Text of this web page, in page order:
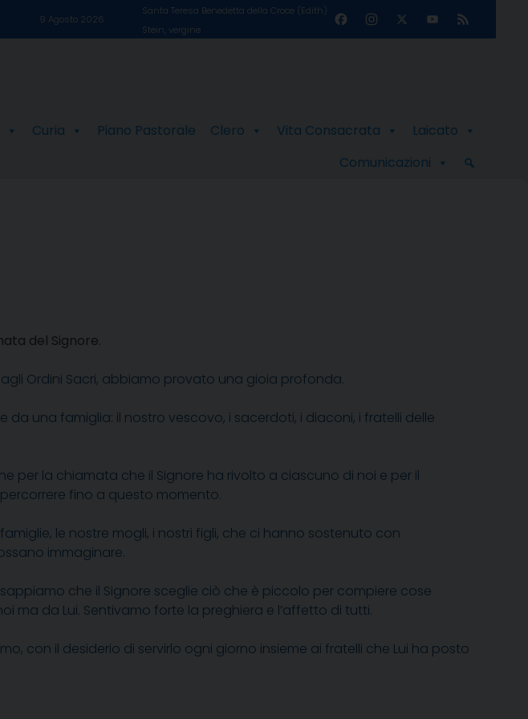
9 Agosto 2026
Santa Teresa Benedetta della Croce (Edith)
Stein, vergine
FacebookInstagram
X
YouTube
Channel
Feed
Curia Piano Pastorale Clero Vita Consacrata
Laicato
Comunicazioni
del Signore.
Ordini Sacri, abbiamo provato una gioia profonda.
da una famiglia: il nostro vescovo, i sacerdoti, i diaconi, i fratelli delle
per la chiamata che il Signore ha rivolto a ciascuno di noi e per il
fino a questo momento.
le nostre mogli, i nostri figli, che ci hanno sostenuto con
immaginare.
che il Signore sceglie ciò che è piccolo per compiere cose
ma da Lui. Sentivamo forte la preghiera e l’affetto di tutti.
con il desiderio di servirlo ogni giorno insieme ai fratelli che Lui ha posto